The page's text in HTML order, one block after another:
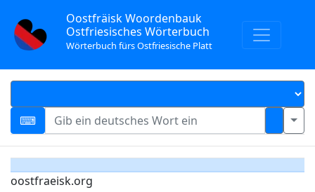
Oostfräisk Woordenbauk
Ostfriesisches Wörterbuch
Wörterbuch fürs Ostfriesische Platt
oostfraeisk.org